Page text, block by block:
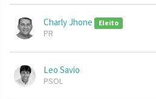
Charly Jhone Eleito
PR
Leo Savio
PSOL